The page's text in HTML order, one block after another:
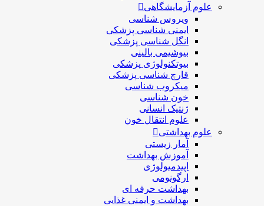
علوم آزمایشگاهی
ویروس شناسی
ایمنی شناسی پزشكی
انگل شناسی پزشکی
بیوشیمی بالینی
بیوتکنولوژی پزشکی
قارچ شناسی پزشکی
ميكروب شناسی
خون شناسی
ژنتیک انسانی
علوم انتقال خون
علوم بهداشتی
آمار زیستی
آموزش بهداشت
اپیدمیولوژی
ارگونومی
بهداشت حرفه ای
بهداشت و ایمنی غذایی